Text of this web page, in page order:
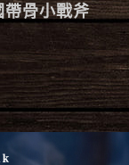
骨小戰斧